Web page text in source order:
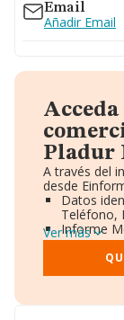
Email
Añadir Email
Pladur
A través del
desde
Datos
Teléfono,
Informe
Gráficos
Consejo
Directivos
Ver más